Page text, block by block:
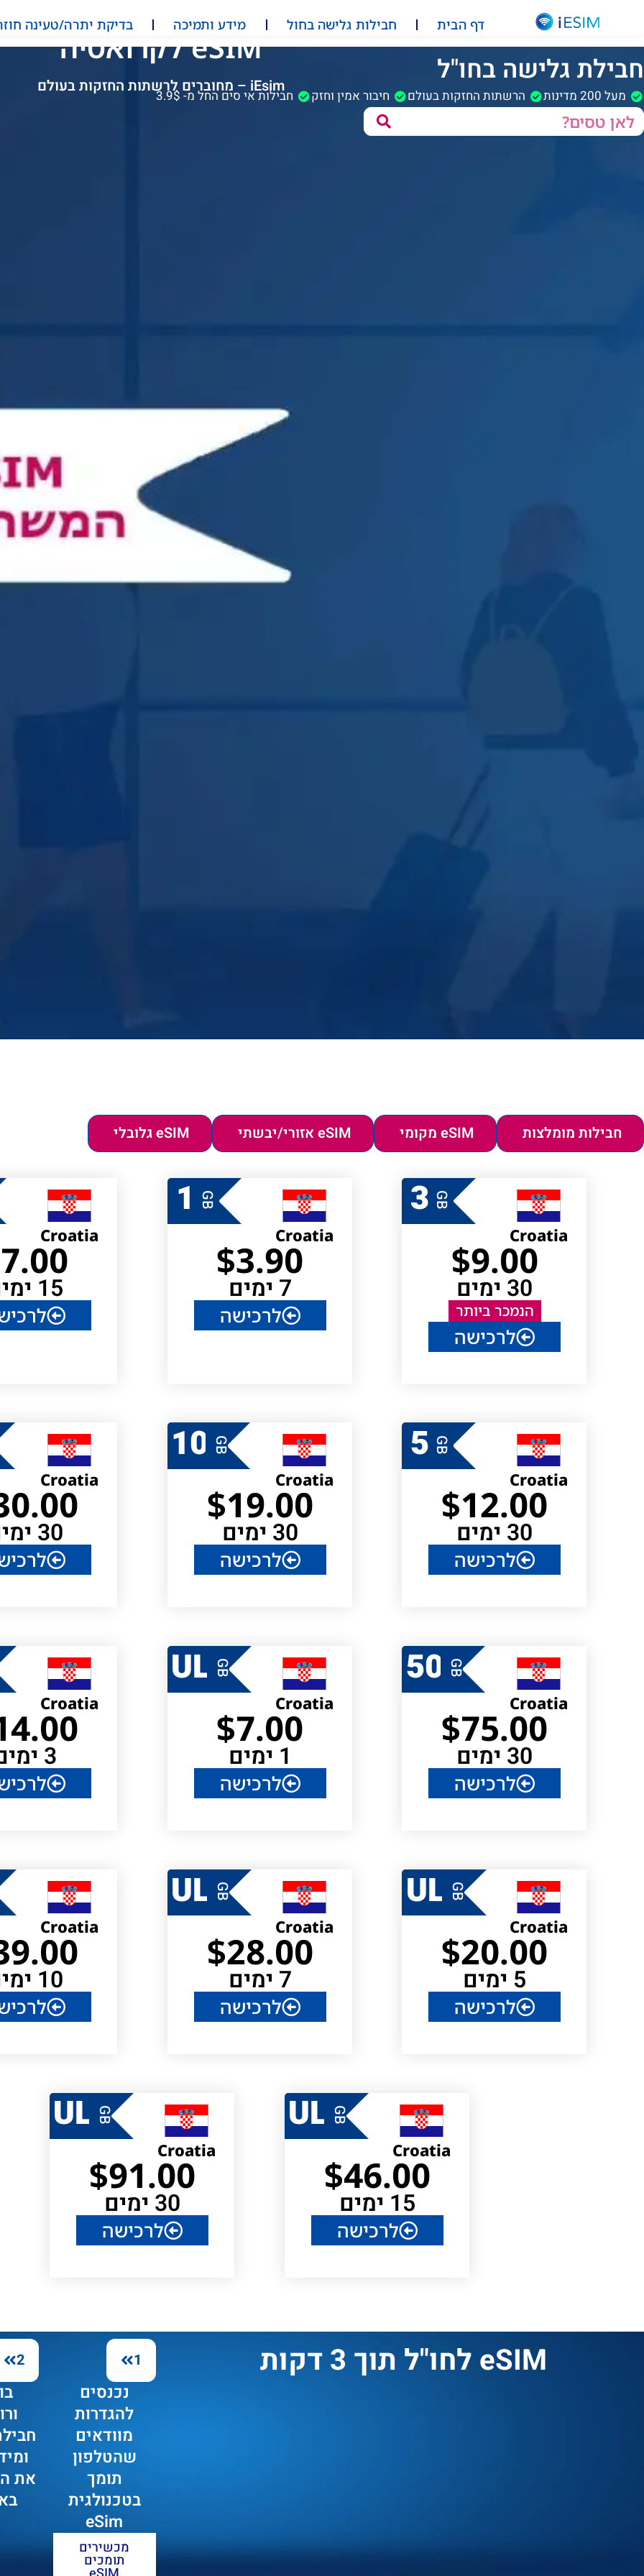
דף הבית חבילות גלישה בחול מידע ותמיכה בדיקת יתרה/טעינה
eSIM לקרואטיה
חבילת גלישה בחו"ל iEsim – מחוברים לרשתות החזקות בעולם מעל 200 מדינות הרשתות החזקות בעולם חיבור אמין וחזק חבילות אי סים החל מ- 3.9$
חבילות מומלצות eSIM מקומי eSIM אזורי/יבשתי eSIM גלובלי
GB
3
Croatia
$9.00
30 ימים
הנמכר ביותר
לרכישה
GB
1
Croatia
$3.90
7 ימים
לרכישה
Croatia
7.00
15 ימים
GB
5
Croatia
$12.00
30 ימים
לרכישה
GB
10
Croatia
$19.00
30 ימים
לרכישה
Croatia
30 ימים
GB
50
Croatia
$75.00
30 ימים
לרכישה
GB
UL
Croatia
$7.00
1 ימים
לרכישה
Croatia
3 ימים
GB
UL
Croatia
$20.00
5 ימים
לרכישה
GB
UL
Croatia
$28.00
7 ימים
לרכישה
Croatia
10 ימים
GB
UL
Croatia
$46.00
15 ימים
לרכישה
GB
UL
Croatia
$91.00
30 ימים
לרכישה
eSIM לחו"ל תוך 3 דקות 1
נכנסים
להגדרות
מוודאים
שהטלפון
תומך
בטכנולגית
eSim
מכשירים
תומכים
2